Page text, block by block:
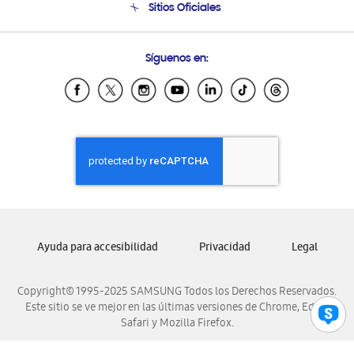
Condiciones de Compra
Soporte vía eMail
Sitios Oficiales
Samsung Ecuador
Samsung El Salvador
Samsung Honduras
Samsung Nicaragua
Samsung Panamá
Samsung Venezuela
Síguenos en:
Copyright© 1995-2025 SAMSUNG Todos los Derechos Reservados.
Este sitio se ve mejor en las últimas versiones de Chrome, Edge,
Safari y Mozilla Firefox.
Ayuda para accesibilidad Privacidad Legal